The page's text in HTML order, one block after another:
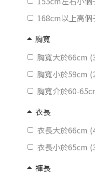
168cm以上高個
胸寬
胸寬大於66cm
胸寬小於59cm
胸寬介於60-
衣長
衣長大於66cm
衣長小於65cm
褲長